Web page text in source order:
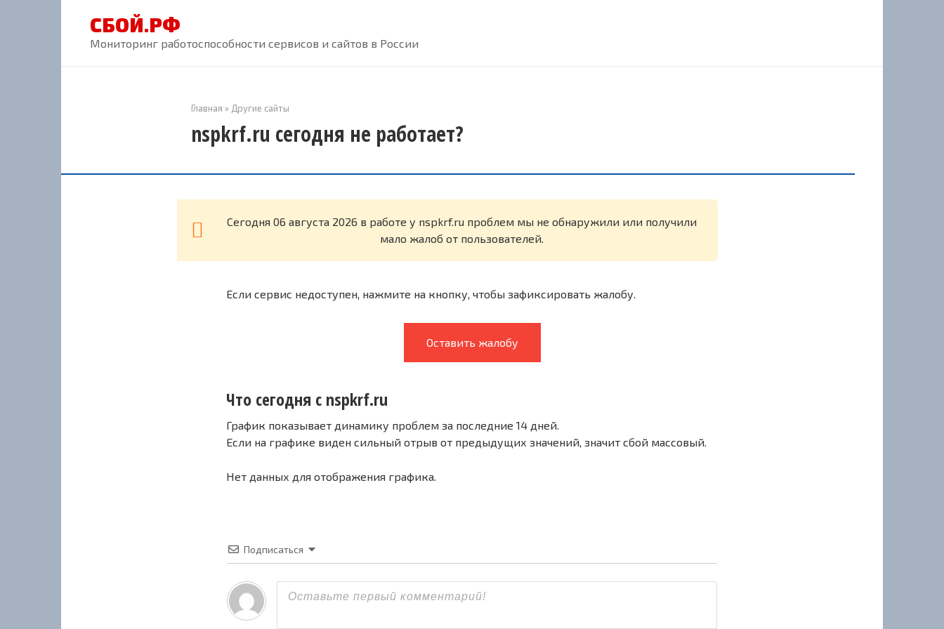
СБОЙ.РФ
Мониторинг работоспособности сервисов и сайтов в России
Главная » Другие сайты
nspkrf.ru сегодня не работает?
Cегодня 06 августа 2026 в работе у nspkrf.ru проблем мы не обнаружили или получили
мало жалоб от пользователей.
Если сервис недоступен, нажмите на кнопку, чтобы зафиксировать жалобу.
Оставить жалобу
Что сегодня с nspkrf.ru
График показывает динамику проблем за последние 14 дней.
Если на графике виден сильный отрыв от предыдущих значений, значит сбой массовый.
Нет данных для отображения графика.
Подписаться